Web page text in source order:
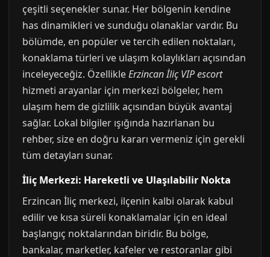
çeşitli seçenekler sunar. Her bölgenin kendine
has dinamikleri ve sunduğu olanaklar vardır. Bu
bölümde, en popüler ve tercih edilen noktaları,
konaklama türleri ve ulaşım kolaylıkları açısından
inceleyeceğiz. ÖzellikleErzincan İliç VIP escort
hizmeti arayanlar için merkezi bölgeler, hem
ulaşım hem de gizlilik açısından büyük avantaj
sağlar. Lokal bilgiler ışığında hazırlanan bu
rehber, size en doğru kararı vermeniz için gerekli
tüm detayları sunar.
İliç Merkezi: Hareketli ve Ulaşılabilir Nokta
Erzincan İliç merkezi, ilçenin kalbi olarak kabul
edilir ve kısa süreli konaklamalar için en ideal
başlangıç noktalarından biridir. Bu bölge,
bankalar, marketler, kafeler ve restoranlar gibi